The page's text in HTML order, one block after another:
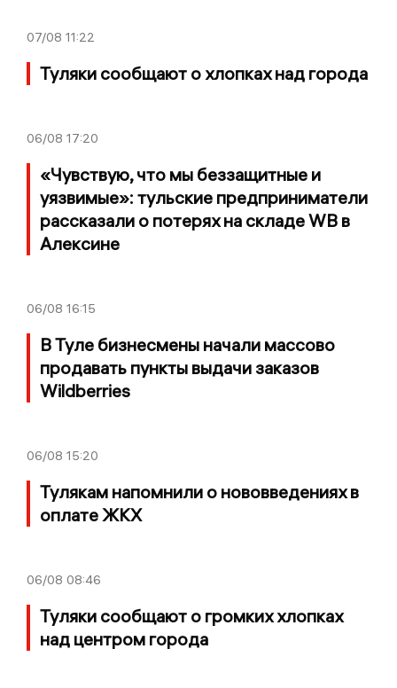
07/08 11:22
Туляки сообщают о хлопках над города
06/08 17:20
«Чувствую, что мы беззащитные и
уязвимые»: тульские предприниматели
рассказали о потерях на складе WB в
Алексине
06/08 16:15
В Туле бизнесмены начали массово
продавать пункты выдачи заказов
Wildberries
06/08 15:20
Тулякам напомнили о нововведениях в
оплате ЖКХ
06/08 08:46
Туляки сообщают о громких хлопках
над центром города